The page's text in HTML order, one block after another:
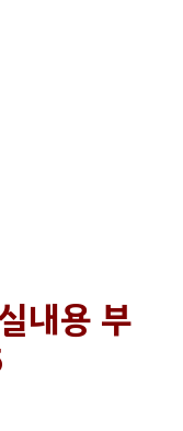
내용 부